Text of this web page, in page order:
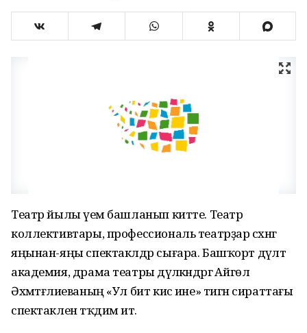
Театр йылы әүем башланып китте. Театр
коллективтары, профессиональ театрҙар сәхнәгә
яңынан-яңы спектаклдәр сығара. Башҡорт дәүләт
академия, драма театры дәүләкәндәргә Айгөл
Әхмәтғәлиеваның «Ул бит кисә ине» тигән сираттағы
спектаклен тәҡдим итә.